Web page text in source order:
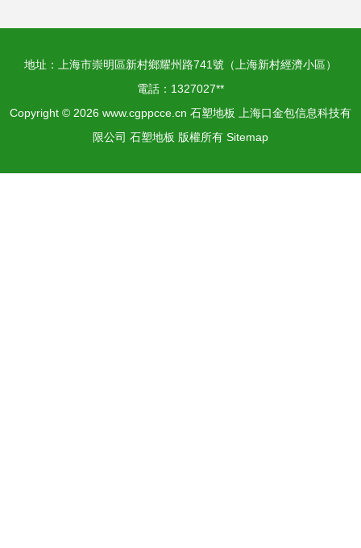
地址：上海市崇明區新村鄉耀州路741號（上海新村經濟小區）
電話：1327027**
Copyright © 2026 www.cgppcce.cn 石塑地板
上海口金包信息科技有
限公司 石塑地板 版權所有 Sitemap